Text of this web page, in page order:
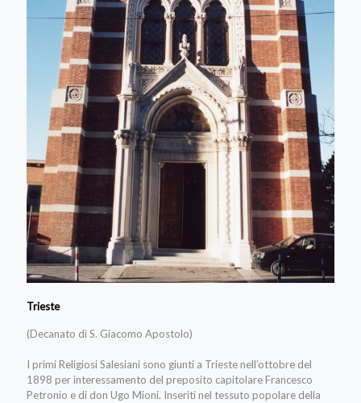
Trieste
(Decanato di S. Giacomo Apostolo)
I primi Religiosi Salesiani sono giunti a Trieste nell’ottobre del
1898 per interessamento del preposito capitolare Francesco
Petronio e di don Ugo Mioni. Inseriti nel tessuto popolare della